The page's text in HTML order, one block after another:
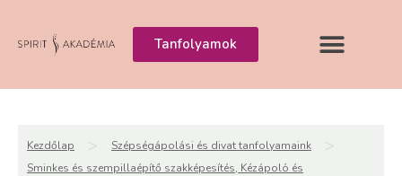
Tanfolyamok
Kezdőlap > Szépségápolási és divat tanfolyamaink >
Sminkes és szempillaépítő szakképesítés, Kézápoló és